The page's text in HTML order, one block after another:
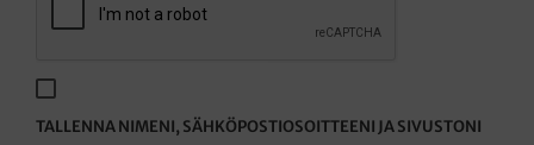
TALLENNA NIMENI, SÄHKÖPOSTIOSOITTEENI JA SIVUSTONI